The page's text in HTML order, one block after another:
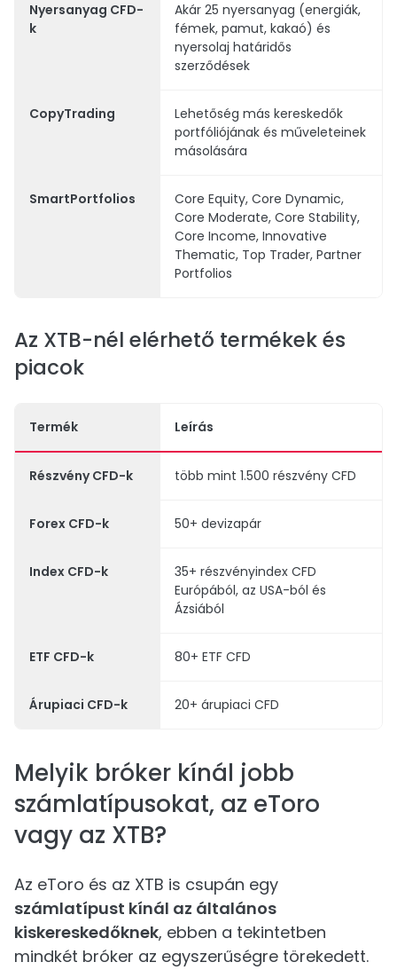
Nyersanyag CFD-
k
Akár 25 nyersanyag (energiák,
fémek, pamut, kakaó) és
nyersolaj határidős
szerződések
CopyTrading
Lehetőség más kereskedők
portfóliójának és műveleteinek
másolására
SmartPortfolios
Core Equity, Core Dynamic,
Core Moderate, Core Stability,
Core Income, Innovative
Thematic, Top Trader, Partner
Portfolios
Az XTB-nél elérhető termékek és
piacok
Termék Leírás
Részvény CFD-k több mint 1.500 részvény CFD
Forex CFD-k 50+ devizapár
Index CFD-k
35+ részvényindex CFD
Európából, az USA-ból és
Ázsiából
ETF CFD-k 80+ ETF CFD
Árupiaci CFD-k 20+ árupiaci CFD
Melyik bróker kínál jobb
számlatípusokat, az eToro
vagy az XTB?
Az eToro és az XTB is csupán egy
számlatípust kínál az általános
kiskereskedőknek, ebben a tekintetben
mindkét bróker az egyszerűségre törekedett.